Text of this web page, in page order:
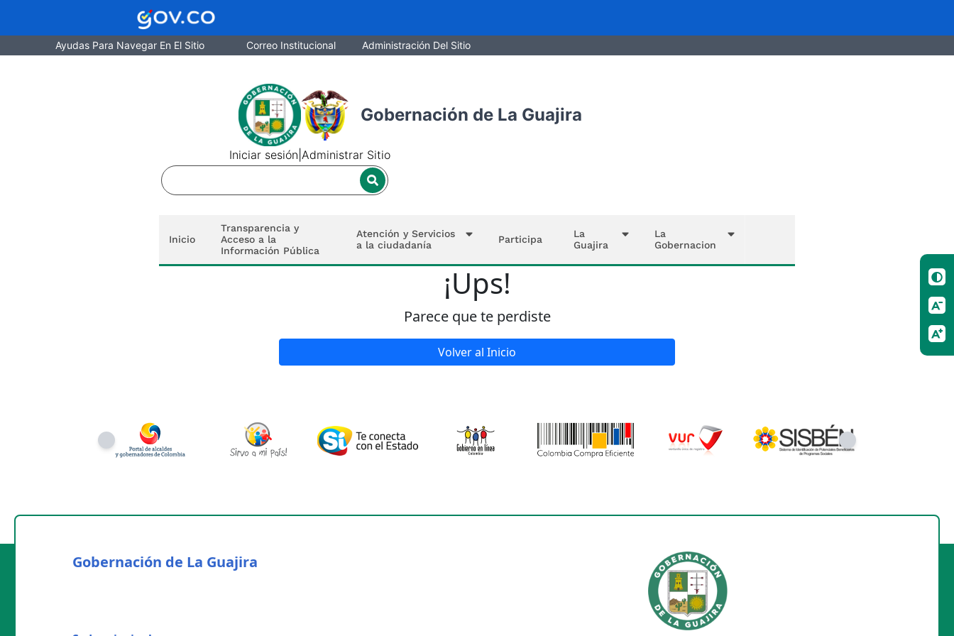
Ayudas Para Navegar En El Sitio Correo Institucional Administración Del Sitio
Gobernación de La Guajira
Iniciar sesión |Administrar Sitio
Inicio
Transparencia y
Acceso a la
Información Pública
Atención y Servicios
a la ciudadanía
Participa
La
Guajira
La
Gobernacion
¡Ups!
Parece que te perdiste
Volver al Inicio
Gobernación de La Guajira